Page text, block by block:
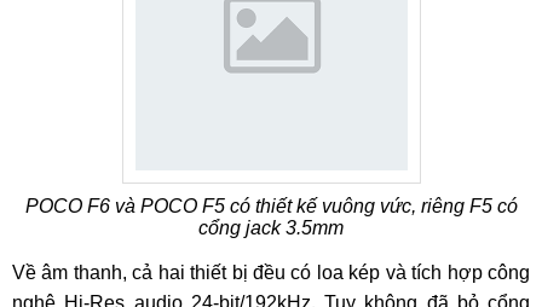
POCO F6 và POCO F5 có thiết kế vuông vức, riêng F5 có
cổng jack 3.5mm
Về âm thanh, cả hai thiết bị đều có loa kép và tích hợp công
nghệ Hi-Res audio 24-bit/192kHz. Tuy không đã bỏ cổng